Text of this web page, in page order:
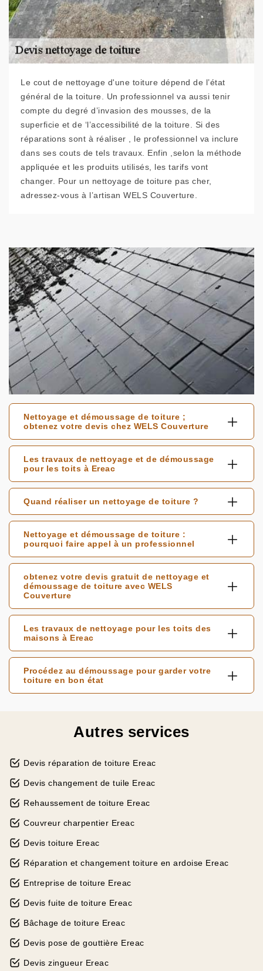
Le cout de nettoyage d'une toiture dépend de l’état
général de la toiture. Un professionnel va aussi tenir
compte du degré d’invasion des mousses, de la
superficie et de ‘l’accessibilité de la toiture. Si des
réparations sont à réaliser , le professionnel va inclure
dans ses couts de tels travaux. Enfin ,selon la méthode
appliquée et les produits utilisés, les tarifs vont
changer. Pour un nettoyage de toiture pas cher,
adressez-vous à l’artisan WELS Couverture.
Nettoyage et démoussage de toiture ;
obtenez votre devis chez WELS Couverture
Les travaux de nettoyage et de démoussage
pour les toits à Ereac
Quand réaliser un nettoyage de toiture ?
Nettoyage et démoussage de toiture :
pourquoi faire appel à un professionnel
obtenez votre devis gratuit de nettoyage et
démoussage de toiture avec WELS
Couverture
Les travaux de nettoyage pour les toits des
maisons à Ereac
Procédez au démoussage pour garder votre
toiture en bon état
Autres services
Devis réparation de toiture Ereac
Devis changement de tuile Ereac
Rehaussement de toiture Ereac
Couvreur charpentier Ereac
Devis toiture Ereac
Réparation et changement toiture en ardoise Ereac
Entreprise de toiture Ereac
Devis fuite de toiture Ereac
Bâchage de toiture Ereac
Devis pose de gouttière Ereac
Devis zingueur Ereac